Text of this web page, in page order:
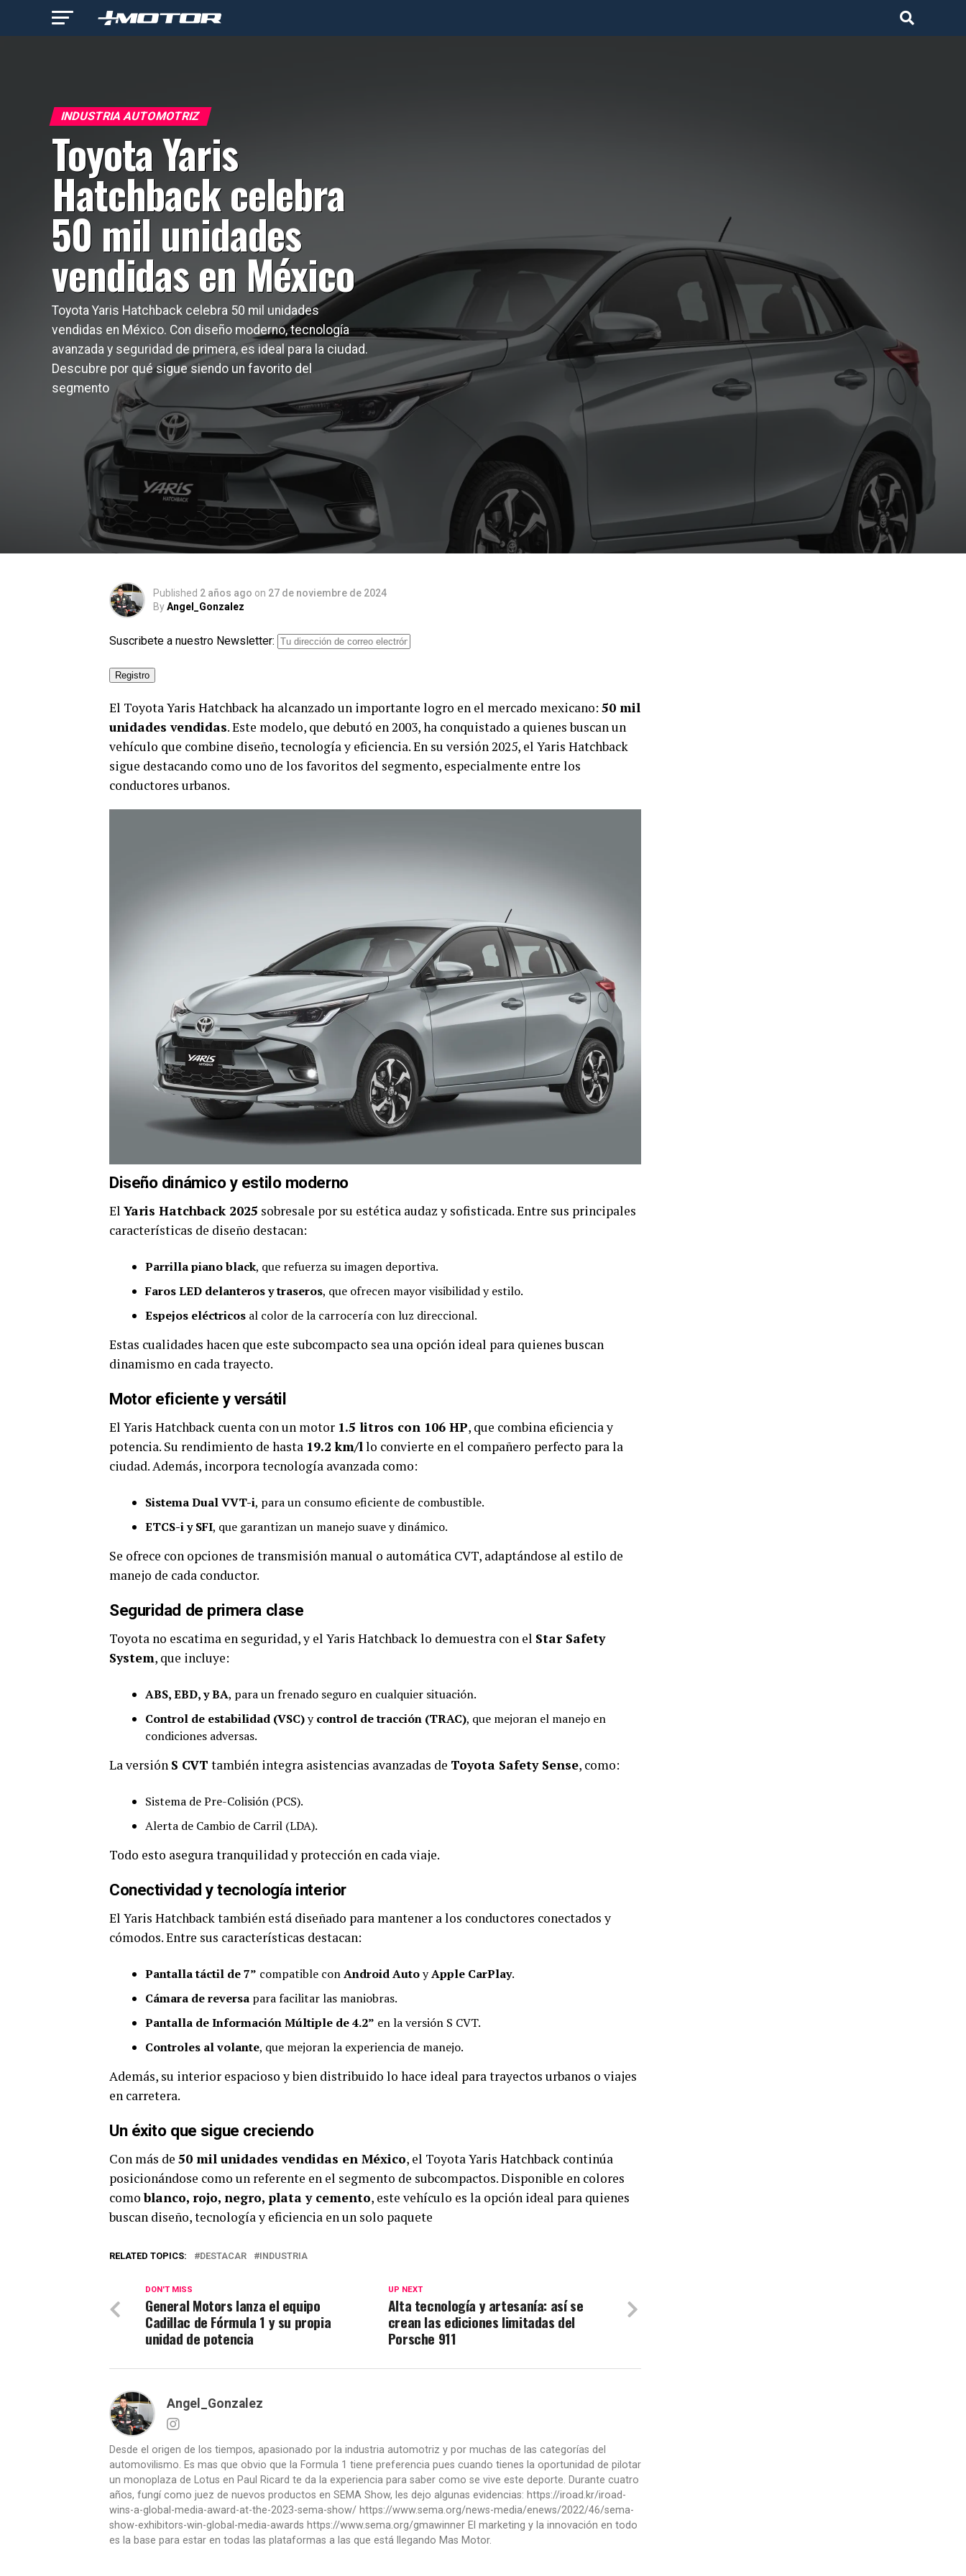
INDUSTRIA AUTOMOTRIZ
Toyota Yaris
Hatchback celebra
50 mil unidades
vendidas en México
Toyota Yaris Hatchback celebra 50 mil unidades
vendidas en México. Con diseño moderno, tecnología
avanzada y seguridad de primera, es ideal para la ciudad.
Descubre por qué sigue siendo un favorito del
segmento
Published 2 años ago on 27 de noviembre de 2024
ByAngel_Gonzalez
Suscribete a nuestro Newsletter:
El Toyota Yaris Hatchback ha alcanzado un importante logro en el mercado mexicano: 50 mil
unidades vendidas. Este modelo, que debutó en 2003, ha conquistado a quienes buscan un
vehículo que combine diseño, tecnología y eficiencia. En su versión 2025, el Yaris Hatchback
sigue destacando como uno de los favoritos del segmento, especialmente entre los
conductores urbanos.
Diseño dinámico y estilo moderno
El Yaris Hatchback 2025 sobresale por su estética audaz y sofisticada. Entre sus principales
características de diseño destacan:
Parrilla piano black, que refuerza su imagen deportiva.
Faros LED delanteros y traseros, que ofrecen mayor visibilidad y estilo.
Espejos eléctricos al color de la carrocería con luz direccional.
Estas cualidades hacen que este subcompacto sea una opción ideal para quienes buscan
dinamismo en cada trayecto.
Motor eficiente y versátil
El Yaris Hatchback cuenta con un motor 1.5 litros con 106 HP, que combina eficiencia y
potencia. Su rendimiento de hasta 19.2 km/llo convierte en el compañero perfecto para la
ciudad. Además, incorpora tecnología avanzada como:
Sistema Dual VVT-i, para un consumo eficiente de combustible.
ETCS-i y SFI, que garantizan un manejo suave y dinámico.
Se ofrece con opciones de transmisión manual o automática CVT, adaptándose al estilo de
manejo de cada conductor.
Seguridad de primera clase
Toyota no escatima en seguridad, y el Yaris Hatchback lo demuestra con el Star Safety
System, que incluye:
ABS, EBD, y BA, para un frenado seguro en cualquier situación.
Control de estabilidad (VSC)ycontrol de tracción (TRAC), que mejoran el manejo en
condiciones adversas.
La versión S CVT también integra asistencias avanzadas de Toyota Safety Sense, como:
Sistema de Pre-Colisión (PCS).
Alerta de Cambio de Carril (LDA).
Todo esto asegura tranquilidad y protección en cada viaje.
Conectividad y tecnología interior
El Yaris Hatchback también está diseñado para mantener a los conductores conectados y
cómodos. Entre sus características destacan:
Pantalla táctil de 7” compatible conAndroid AutoyApple CarPlay.
Cámara de reversa para facilitar las maniobras.
Pantalla de Información Múltiple de 4.2” en la versión S CVT.
Controles al volante, que mejoran la experiencia de manejo.
Además, su interior espacioso y bien distribuido lo hace ideal para trayectos urbanos o viajes
en carretera.
Un éxito que sigue creciendo
Con más de 50 mil unidades vendidas en México, el Toyota Yaris Hatchback continúa
posicionándose como un referente en el segmento de subcompactos. Disponible en colores
comoblanco, rojo, negro, plata y cemento, este vehículo es la opción ideal para quienes
buscan diseño, tecnología y eficiencia en un solo paquete
RELATED TOPICS: DESTACAR INDUSTRIA
UP NEXT
Alta tecnología y artesanía: así se
crean las ediciones limitadas del
Porsche 911
DON'T MISS
General Motors lanza el equipo
Cadillac de Fórmula 1 y su propia
unidad de potencia
Angel_Gonzalez
Desde el origen de los tiempos, apasionado por la industria automotriz y por muchas de las categorías del
automovilismo. Es mas que obvio que la Formula 1 tiene preferencia pues cuando tienes la oportunidad de pilotar
un monoplaza de Lotus en Paul Ricard te da la experiencia para saber como se vive este deporte. Durante cuatro
años, fungí como juez de nuevos productos en SEMA Show, les dejo algunas evidencias: https://iroad.kr/iroad-
wins-a-global-media-award-at-the-2023-sema-show/ https://www.sema.org/news-media/enews/2022/46/sema-
show-exhibitors-win-global-media-awards https://www.sema.org/gmawinner El marketing y la innovación en todo
es la base para estar en todas las plataformas a las que está llegando Mas Motor.